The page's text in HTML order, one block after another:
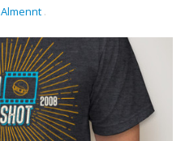
Almennt .